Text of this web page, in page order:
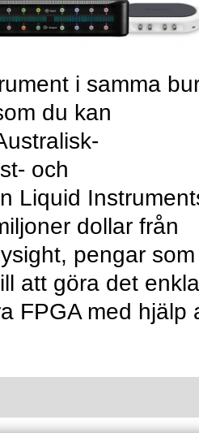
i samma
du kan
och
Liquid
dollar från
pengar som
att göra det
FPGA med hjälp